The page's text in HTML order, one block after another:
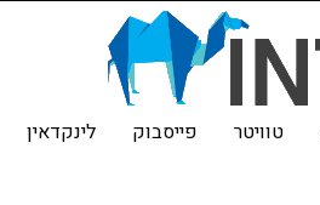
טוויטר פייסבוק לינקדאין